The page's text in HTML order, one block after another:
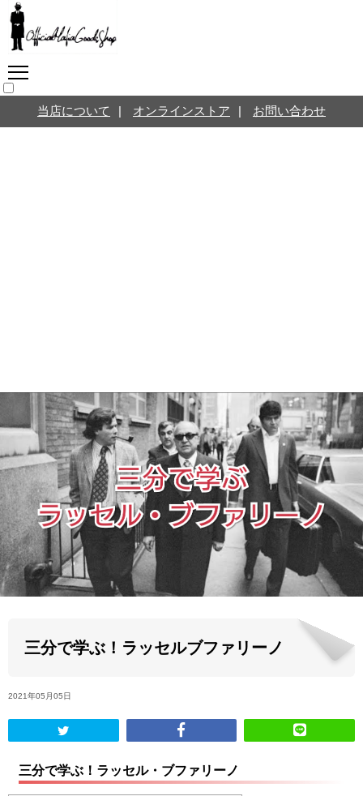
SNS
Twitterはこちら @jpmeyerlanskytm
ABOUT US
当店の紹介
オンラインストア
お問い合わせ
当店について オンラインストア お問い合わせ
三分で学ぶ！ラッセルブファリーノ
2021年05月05日
三分で学ぶ！ラッセル・ブファリーノ
マフィアグッズ専門店につ
オンラインストア
お問い合わせ